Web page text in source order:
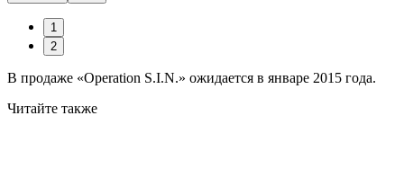
1
2
В продаже «Operation S.I.N.» ожидается в январе 2015 года.
Читайте также